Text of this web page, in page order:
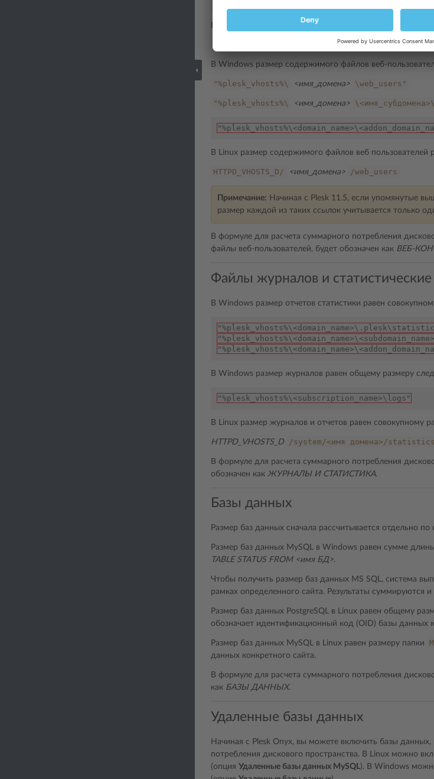
В Linux размер содержимого анонимного FTP равен
<имя_домена> /anon_ftp
В Windows размер содержимого файлов веб-
"%plesk_vhosts%\ <имя_домена> \web_users"
"%plesk_vhosts%\ <имя_домена>
В Linux размер содержимого файлов веб
HTTPD_VHOSTS_D/ <имя_домена> /web_users
Примечание: Начиная с Plesk 11.5, если упомянутые
размер каждой из таких ссылок учитывается только
В формуле для расчета суммарного потребления
файлы веб-пользователей, будет обозначен как ВЕБ-
Файлы журналов и
В Windows размер отчетов статистики равен
В Windows размер журналов равен общему размеру
"%plesk_vhosts%\<subscription_name>\logs"
В Linux размер журналов и отчетов равен совокупному
HTTPD_VHOSTS_D /system/<имя домена>/statistics
В формуле для расчета суммарного потребления
обозначен как ЖУРНАЛЫ И СТАТИСТИКА.
Базы данных
Размер баз данных сначала рассчитывается отдельно
Размер баз данных MySQL в Windows равен сумме
TABLE STATUS FROM <имя БД>.
Чтобы получить размер баз данных MS SQL, система
рамках определенного сайта. Результаты суммируются
Размер баз данных PostgreSQL в Linux равен общему
обозначает идентификационный код (OID) базы данных
Размер баз данных MySQL в Linux равен размеру папки
данных конкретного сайта.
В формуле для расчета суммарного потребления
как БАЗЫ ДАННЫХ.
Удаленные базы данных
Начиная с Plesk Onyx, вы можете включить базы
потребления дискового пространства. В Linux можно
(опция Удаленные базы данных MySQL). В Windows